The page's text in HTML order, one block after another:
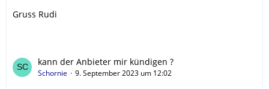
Gruss Rudi
kann der Anbieter mir kündigen ?
Schornie 9. September 2023 um 12:02